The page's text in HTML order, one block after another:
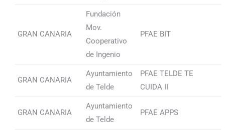
GRAN CANARIA
Fundación
Mov.
Cooperativo
de Ingenio
PFAE BIT
GRAN CANARIA
Ayuntamiento
de Telde
PFAE TELDE TE
CUIDA II
GRAN CANARIA
Ayuntamiento
de Telde
PFAE APPS